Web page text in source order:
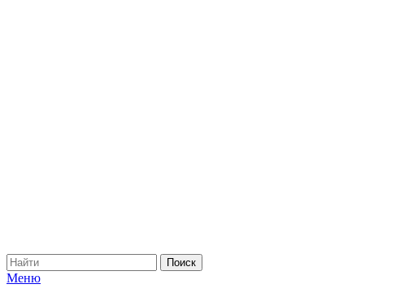
Меню